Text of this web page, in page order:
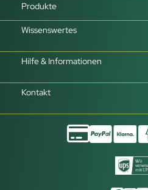
Produkte
Wissenswertes
Hilfe & Informationen
Kontakt